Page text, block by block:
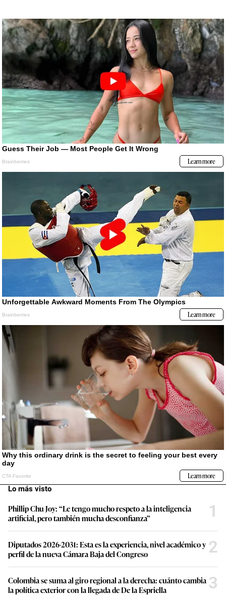
Lo más visto
Phillip Chu Joy: “Le tengo mucho respeto a la inteligencia
artificial, pero también mucha desconfianza”
1
Diputados 2026-2031: Esta es la experiencia, nivel académico y
perfil de la nueva Cámara Baja del Congreso
2
Colombia se suma al giro regional a la derecha: cuánto cambia
la política exterior con la llegada de De la Espriella
3